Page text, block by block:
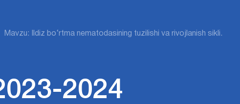
Mavzu: Ildiz bo‘rtma nematodasining tuzilishi va rivojlanish sikli.
2024